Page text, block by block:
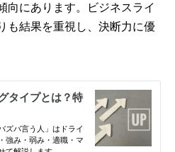
向にあります。ビジネスライ
も結果を重視し、決断力に優